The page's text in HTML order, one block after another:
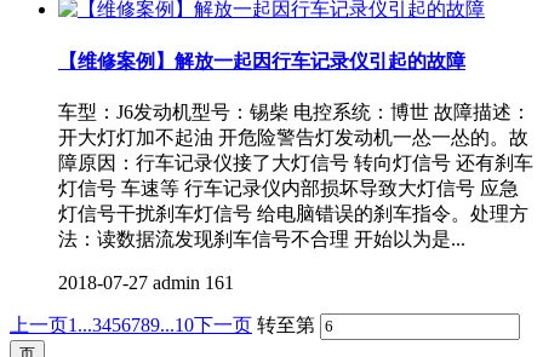
【维修案例】解放一起因行车记录仪引起的故障
车型：J6发动机型号：锡柴 电控系统：博世 故障描述：
开大灯灯加不起油 开危险警告灯发动机一怂一怂的。故
障原因：行车记录仪接了大灯信号 转向灯信号 还有刹车
灯信号 车速等 行车记录仪内部损坏导致大灯信号 应急
灯信号干扰刹车灯信号 给电脑错误的刹车指令。处理方
法：读数据流发现刹车信号不合理 开始以为是...
2018-07-27 admin 161
上一页1...3456789...10下一页 转至第